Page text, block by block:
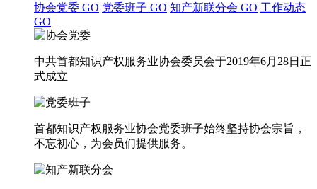
协会党委 GO 党委班子 GO 知产新联分会 GO 工作动态
GO
中共首都知识产权服务业协会委员会于2019年6月28日正
式成立
首都知识产权服务业协会党委班子始终坚持协会宗旨，
不忘初心，为会员们提供服务。